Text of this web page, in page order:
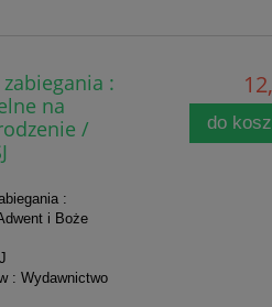
:
na
/
:
i Boże
: Wydawnictwo
do